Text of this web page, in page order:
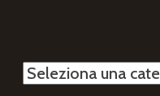
Categorie